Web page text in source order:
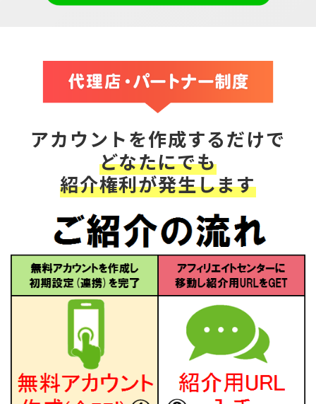
アカウントを作成するだけで
どなたにでも
紹介権利が発生します